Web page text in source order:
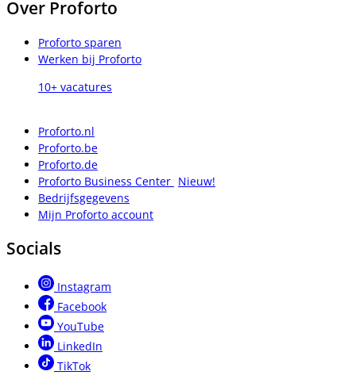
Over Proforto
Proforto sparen
Werken bij Proforto
10+ vacatures
Proforto.nl
Proforto.be
Proforto.de
Proforto Business Center Nieuw!
Bedrijfsgegevens
Mijn Proforto account
Socials
Instagram
Facebook
YouTube
LinkedIn
TikTok